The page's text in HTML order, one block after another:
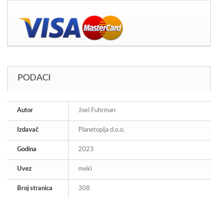
PODACI
Autor Joel Fuhrman
Izdavač Planetopija d.o.o.
Godina 2023
Uvez meki
Broj stranica 308